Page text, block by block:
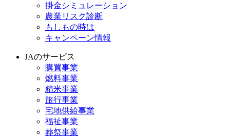
掛金シミュレーション
農業リスク診断
もしもの時は
キャンペーン情報
JAのサービス
購買事業
燃料事業
精米事業
旅行事業
宅地供給事業
福祉事業
葬祭事業